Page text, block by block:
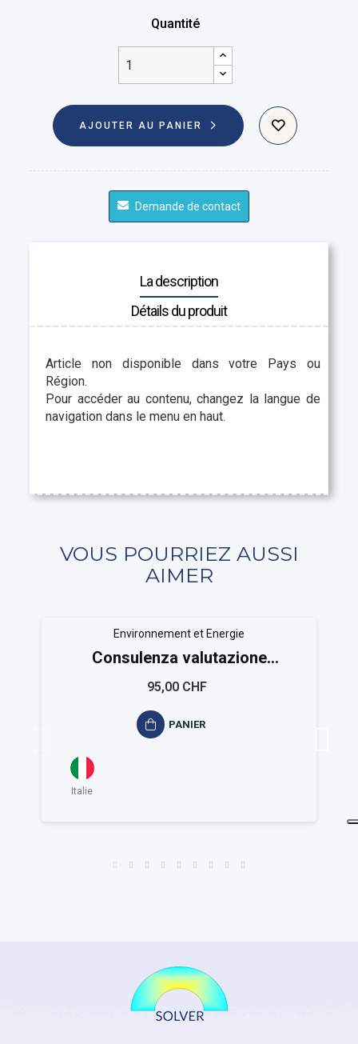
Quantité
AJOUTER AU PANIER
Demande de contact
La description
Détails du produit
Article non disponible dans votre Pays ou
Région.
Pour accéder au contenu, changez la langue de
navigation dans le menu en haut.
VOUS POURRIEZ AUSSI
AIMER
Environnement et Energie
Consulenza valutazione
ambientale ISO 14021
95,00 CHF
PANIER
Italie